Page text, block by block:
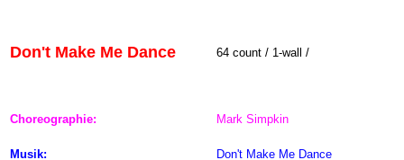
Don't Make Me Dance 64 count / 1-wall /
Choreographie: Mark Simpkin
Musik: Don't Make Me Dance